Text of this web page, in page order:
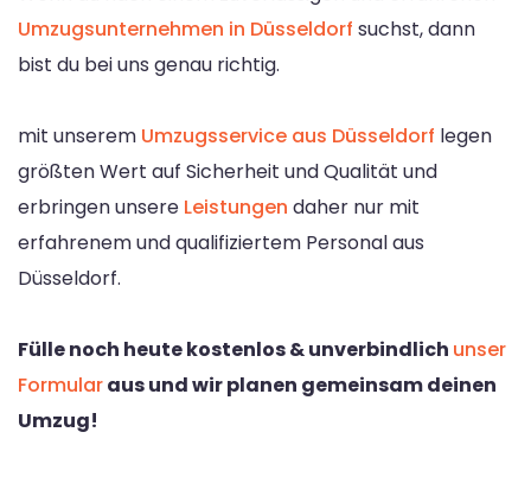
Umzugsunternehmen in Düsseldorf suchst, dann
bist du bei uns genau richtig.
mit unserem Umzugsservice aus Düsseldorf legen
größten Wert auf Sicherheit und Qualität und
erbringen unsere Leistungen daher nur mit
erfahrenem und qualifiziertem Personal aus
Düsseldorf.
Fülle noch heute kostenlos & unverbindlich unser
Formularaus und wir planen gemeinsam deinen
Umzug!